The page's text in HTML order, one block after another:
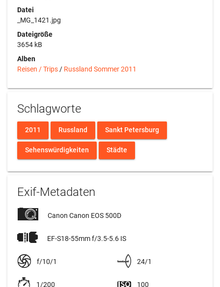
Datei
_MG_1421.jpg
Dateigröße
3654 kB
Alben
Reisen / Trips / Russland Sommer 2011
Schlagworte
2011 Russland Sankt Petersburg
Sehenswürdigkeiten Städte
Exif-Metadaten
Canon Canon EOS 500D
EF-S18-55mm f/3.5-5.6 IS
f/10/1 24/1
1/200 100